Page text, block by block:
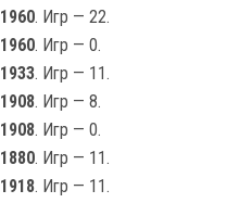
1960. Игр — 22.
1960. Игр — 0.
1933. Игр — 11.
1908. Игр — 8.
1908. Игр — 0.
1880. Игр — 11.
1918. Игр — 11.